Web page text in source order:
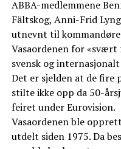
ABBA-medlemmene
Fältskog, Anni-Frid
utnevnt til
Vasaordenen for
svensk og
Det er sjelden at de fire
stilte ikke opp da 50-
feiret under Eurovision.
Vasaordenen ble
utdelt siden 1975. Da